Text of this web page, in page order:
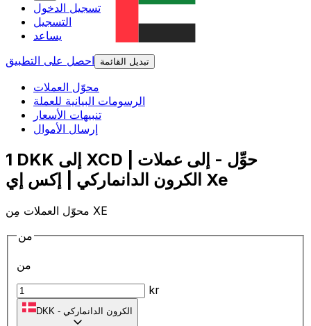
تسجيل الدخول
التسجيل
يساعد
احصل على التطبيق
تبديل القائمة
محوّل العملات
الرسومات البيانية للعملة
تنبيهات الأسعار
إرسال الأموال
1 DKK إلى XCD | حوِّل - إلى عملات
الكرون الدانماركي | إكس إي Xe
محوّل العملات مِن XE
من
من
kr
DKK - الكرون الدانماركي